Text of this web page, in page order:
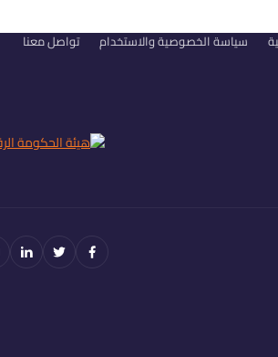
سياسة الخصوصية والاستخدام تواصل معنا